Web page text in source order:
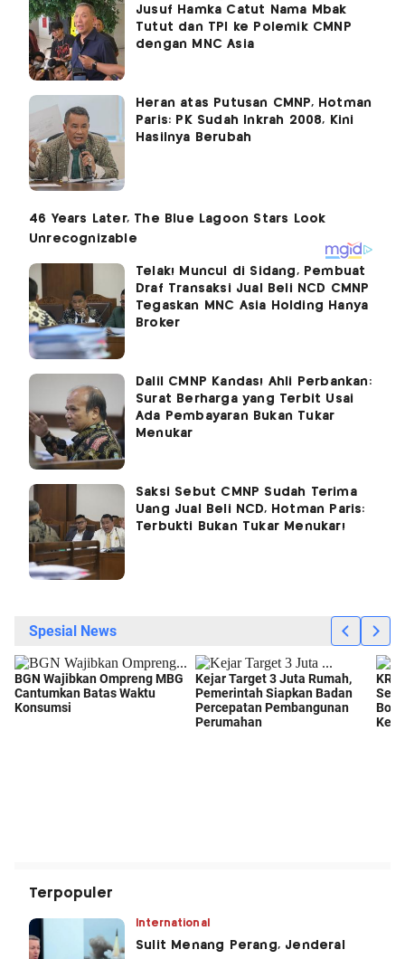
Jusuf Hamka Catut Nama Mbak
Tutut dan TPI ke Polemik CMNP
dengan MNC Asia
Heran atas Putusan CMNP, Hotman
Paris: PK Sudah Inkrah 2008, Kini
Hasilnya Berubah
Telak! Muncul di Sidang, Pembuat
Draf Transaksi Jual Beli NCD CMNP
Tegaskan MNC Asia Holding Hanya
Broker
Dalil CMNP Kandas! Ahli Perbankan:
Surat Berharga yang Terbit Usai
Ada Pembayaran Bukan Tukar
Menukar
Saksi Sebut CMNP Sudah Terima
Uang Jual Beli NCD, Hotman Paris:
Terbukti Bukan Tukar Menukar!
Terpopuler
International
Sulit Menang Perang, Jenderal